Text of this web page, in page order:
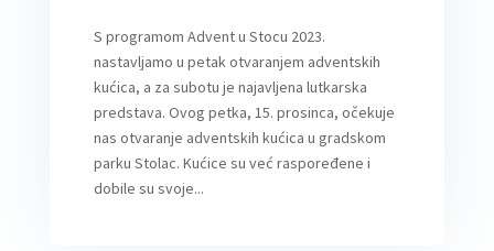
S programom Advent u Stocu 2023.
nastavljamo u petak otvaranjem adventskih
kućica, a za subotu je najavljena lutkarska
predstava. Ovog petka, 15. prosinca, očekuje
nas otvaranje adventskih kućica u gradskom
parku Stolac. Kućice su već raspoređene i
dobile su svoje...